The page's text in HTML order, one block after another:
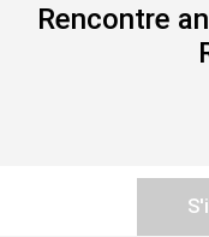
Rencontre